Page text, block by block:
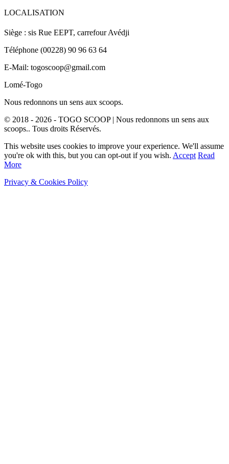
LOCALISATION
Siège : sis Rue EEPT, carrefour Avédji
Téléphone (00228) 90 96 63 64
E-Mail: togoscoop@gmail.com
Lomé-Togo
Nous redonnons un sens aux scoops.
© 2018 - 2026 - TOGO SCOOP | Nous redonnons un sens aux
scoops.. Tous droits Réservés.
This website uses cookies to improve your experience. We'll assume
you're ok with this, but you can opt-out if you wish. Accept Read
More
Privacy & Cookies Policy